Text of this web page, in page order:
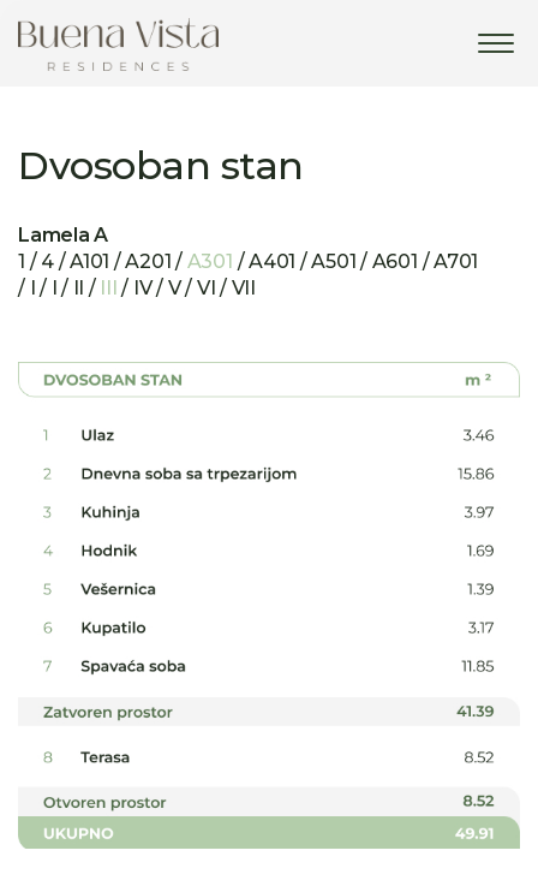
Dvosoban stan
Lamela A
1 / 4 / A101 / A201 / A301 / A401 / A501 / A601 / A701
/ I / I / II / III / IV / V / VI / VII